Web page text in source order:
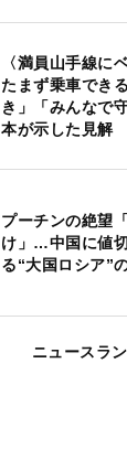
〈満員山手線に
たまず乗車でき
き」「みんなで
本が示した見解
プーチンの絶望
け」…中国に値
る“大国ロシア”
ニュースラ